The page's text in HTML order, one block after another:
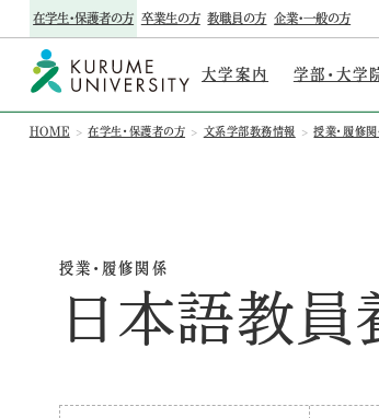
在学生・保護者の方 卒業生の方 教職員の方 企業・一般の方
大学案内 学部・大学
HOME 在学生・保護者の方 文系学部教務情報 授業・履修
授業・履修関係
日本語教員